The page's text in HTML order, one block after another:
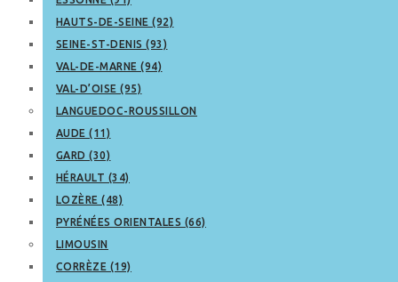
HAUTS-DE-SEINE (92)
SEINE-ST-DENIS (93)
VAL-DE-MARNE (94)
VAL-D’OISE (95)
LANGUEDOC-ROUSSILLON
AUDE (11)
GARD (30)
HÉRAULT (34)
LOZÈRE (48)
PYRÉNÉES ORIENTALES (66)
LIMOUSIN
CORRÈZE (19)